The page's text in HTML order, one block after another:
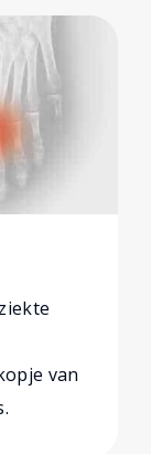
van